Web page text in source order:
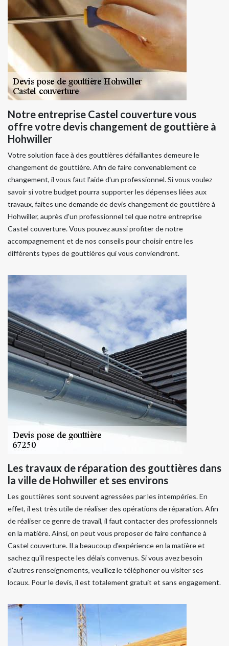
Notre entreprise Castel couverture vous
offre votre devis changement de gouttière à
Hohwiller
Votre solution face à des gouttières défaillantes demeure le
changement de gouttière. Afin de faire convenablement ce
changement, il vous faut l'aide d'un professionnel. Si vous voulez
savoir si votre budget pourra supporter les dépenses liées aux
travaux, faites une demande de devis changement de gouttière à
Hohwiller, auprès d'un professionnel tel que notre entreprise
Castel couverture. Vous pouvez aussi profiter de notre
accompagnement et de nos conseils pour choisir entre les
différents types de gouttières qui vous conviendront.
Les travaux de réparation des gouttières dans
la ville de Hohwiller et ses environs
Les gouttières sont souvent agressées par les intempéries. En
effet, il est très utile de réaliser des opérations de réparation. Afin
de réaliser ce genre de travail, il faut contacter des professionnels
en la matière. Ainsi, on peut vous proposer de faire confiance à
Castel couverture. Il a beaucoup d'expérience en la matière et
sachez qu'il respecte les délais convenus. Si vous avez besoin
d'autres renseignements, veuillez le téléphoner ou visiter ses
locaux. Pour le devis, il est totalement gratuit et sans engagement.